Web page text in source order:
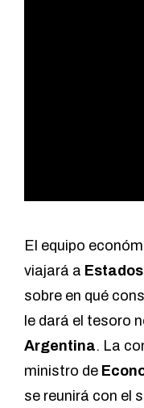
El equipo
viajará a
sobre en qué
le dará el tesoro
Argentina. La
ministro de
se reunirá con el